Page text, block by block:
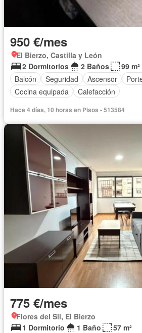
950 €/mes
El Bierzo, Castilla y León
2 Dormitorios
2 Baños
99 m²
Balcón
Seguridad Ascensor
Cocina equipada
Calefacción
Hace 4 días, 10 horas en Pisos - 513584
775 €/mes
Flores del Sil, El Bierzo
1 Dormitorio
1 Baño
57 m²